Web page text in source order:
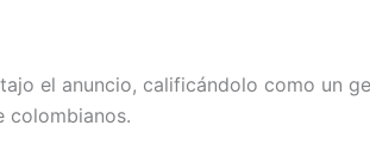
el anuncio, calificándolo como un
colombianos.